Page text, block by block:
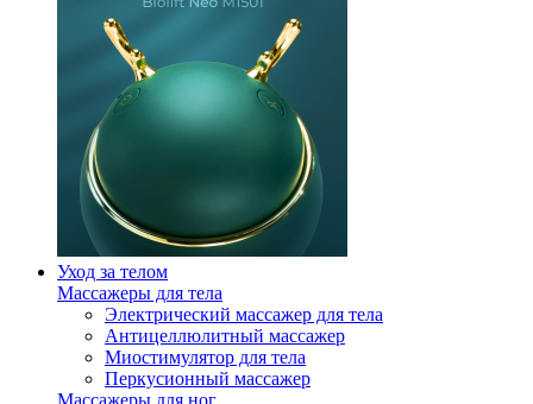
Уход за телом
Массажеры для тела
Электрический массажер для тела
Антицеллюлитный массажер
Миостимулятор для тела
Перкусионный массажер
Массажеры для ног